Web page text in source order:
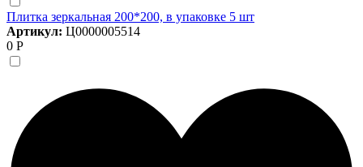
Плитка зеркальная 200*200, в упаковке 5 шт
Артикул: Ц0000005514
0 Р